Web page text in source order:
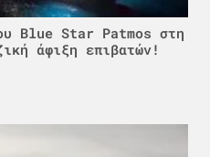
Blue Star Patmos στη
άφιξη επιβατών!